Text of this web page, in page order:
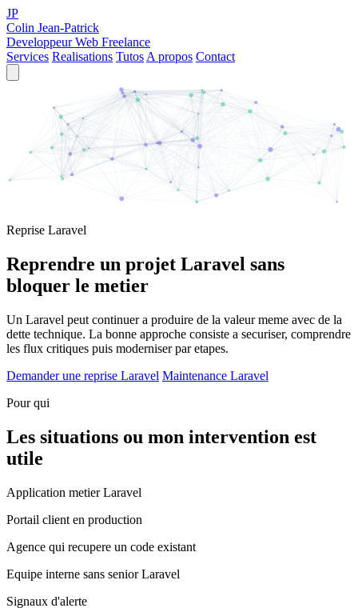
JP
Colin Jean-Patrick
Developpeur Web Freelance
Services Realisations Tutos A propos Contact
Reprise Laravel
Reprendre un projet Laravel sans
bloquer le metier
Un Laravel peut continuer a produire de la valeur meme avec de la
dette technique. La bonne approche consiste a securiser, comprendre
les flux critiques puis moderniser par etapes.
Demander une reprise Laravel Maintenance Laravel
Pour qui
Les situations ou mon intervention est
utile
Application metier Laravel
Portail client en production
Agence qui recupere un code existant
Equipe interne sans senior Laravel
Signaux d'alerte